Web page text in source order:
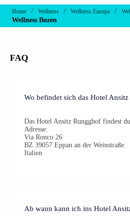
Home / Wellness / Wellness Europa /
Wellness Bozen
FAQ
Wo befindet sich das Hotel
Das Hotel Ansitz Rungghof findest
Adresse:
Via Ronco 26
BZ 39057 Eppan an der Weinstraße
Italien
Ab wann kann ich ins Hotel